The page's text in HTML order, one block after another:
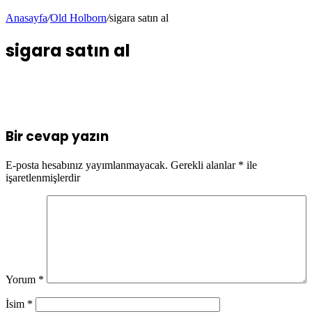
Anasayfa/Old Holborn/sigara satın al
sigara satın al
Bir cevap yazın
E-posta hesabınız yayımlanmayacak. Gerekli alanlar * ile
işaretlenmişlerdir
Yorum *
İsim *